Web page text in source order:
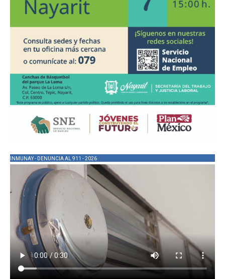
INMUNAY - DENUNCIA AL 911 - 2026